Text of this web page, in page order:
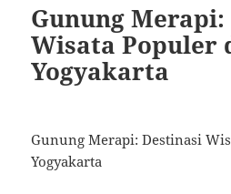
Gunung
Wisata Populer
Yogyakarta
Gunung Merapi: Destinasi
Yogyakarta